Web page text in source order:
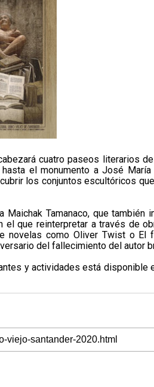
cuatro paseos literarios
el monumento a José
los conjuntos escultóricos
Tamanaco, que también
el que reinterpretar a través de
novelas como Oliver Twist o El
del fallecimiento del autor
y actividades está disponible